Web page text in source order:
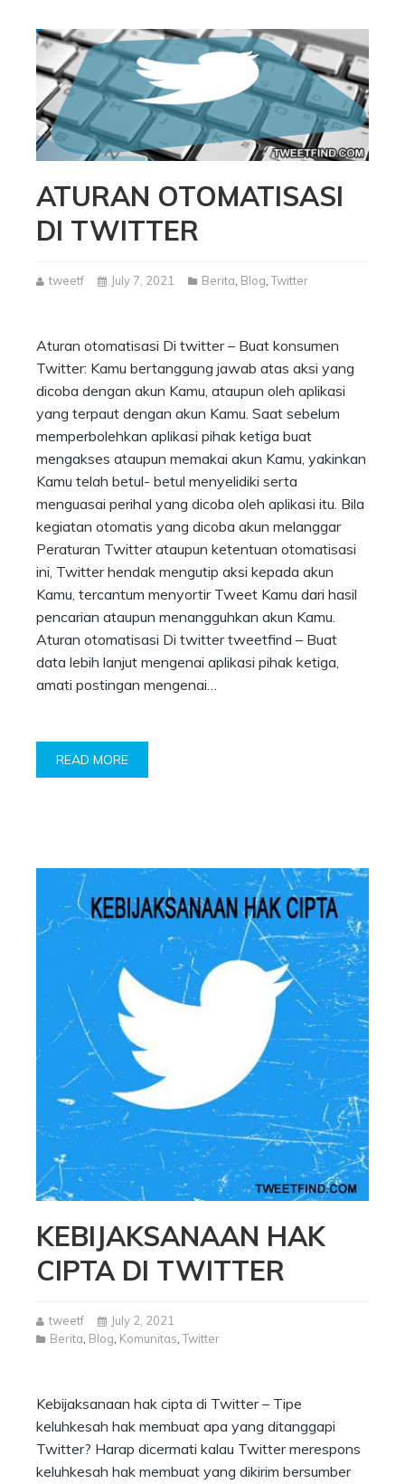
ATURAN OTOMATISASI
DI TWITTER
tweetf July 7, 2021 Berita Blog ,Twitter
Aturan otomatisasi Di twitter – Buat konsumen
Twitter: Kamu bertanggung jawab atas aksi yang
dicoba dengan akun Kamu, ataupun oleh aplikasi
yang terpaut dengan akun Kamu. Saat sebelum
memperbolehkan aplikasi pihak ketiga buat
mengakses ataupun memakai akun Kamu, yakinkan
Kamu telah betul- betul menyelidiki serta
menguasai perihal yang dicoba oleh aplikasi itu. Bila
kegiatan otomatis yang dicoba akun melanggar
Peraturan Twitter ataupun ketentuan otomatisasi
ini, Twitter hendak mengutip aksi kepada akun
Kamu, tercantum menyortir Tweet Kamu dari hasil
pencarian ataupun menangguhkan akun Kamu.
Aturan otomatisasi Di twitter tweetfind – Buat
data lebih lanjut mengenai aplikasi pihak ketiga,
amati postingan mengenai…
READ MORE
KEBIJAKSANAAN HAK
CIPTA DI TWITTER
tweetf
July 2, 2021
Berita Blog Komunitas ,Twitter
Kebijaksanaan hak cipta di Twitter – Tipe
keluhkesah hak membuat apa yang ditanggapi
Twitter? Harap dicermati kalau Twitter merespons
keluhkesah hak membuat yang dikirim bersumber